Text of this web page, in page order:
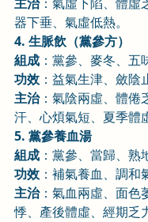
主治：氣虛下陷、體虛
器下垂、氣虛低熱。
4. 生脈飲（黨參方）
組成 ：黨參、麥冬、五
功效：益氣生津、斂陰
主治：氣陰兩虛、體倦
汗、心煩氣短、夏季體
5. 黨參養血湯
組成 ：黨參、當歸、
功效：補氣養血、調和
主治：氣血兩虛、面色
悸、產後體虛、經期乏